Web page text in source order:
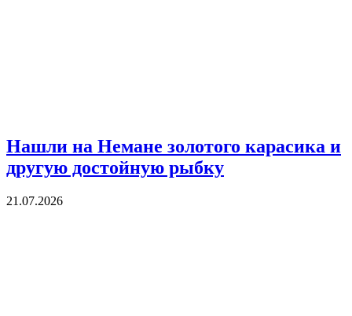
Нашли на Немане золотого карасика и
другую достойную рыбку
21.07.2026